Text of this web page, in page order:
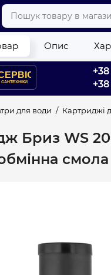
для води Картриджі
Бриз WS
Опис